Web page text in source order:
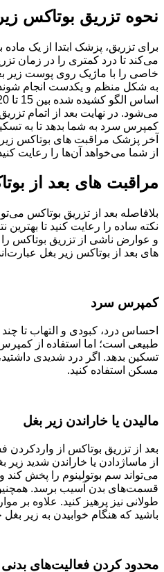
نحوه تزریق بوتاکس
برای تزریق، پزشک ابتدا از یک
می‌کند تا درد کمتری را در زمان
خاصی را با ماژیک روی پوست زیر
به شکل منظم و یکدست انجام
می‌شود. در نهایت بعد از اتمام
کمپرس سرد به شما بدهد تا به
آخر پزشک مراقبت های بوتاکس
از شما می‌خواهد آن‌ها را رعایت
مراقبت های بعد از
بلافاصله بعد از تزریق بوتاکس
نکته ساده را رعایت کنید تا بهترین
و عوارض ناشی از تزریق بوتاکس
های بعد از بوتاکس زیر بغل
کمپرس سرد
احساس درد، کبودی و التهاب تا
طبیعی است؛ اما استفاده از کمپرس
تسکین بدهد. اگر درد شدیدی
مسکن استفاده کنید.
مالیدن یا خاراندن زیر بغل
بعد از تزریق بوتاکس از واردکردن
از ماساژدادن یا خاراندن شدید زیر
می‌تواند سم بوتولینوم را پخش کند
قسمت‌های بدن آسیب برسد.
طولانی نیز پرهیز کنید. علاوه بر
باشید که هنگام خوابیدن به زیر
محدود کردن فعالیت‌های بدنی